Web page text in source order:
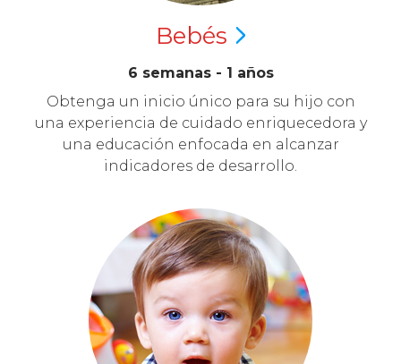
Bebés
6 semanas - 1 años
Obtenga un inicio único para su hijo con
una experiencia de cuidado enriquecedora y
una educación enfocada en alcanzar
indicadores de desarrollo.